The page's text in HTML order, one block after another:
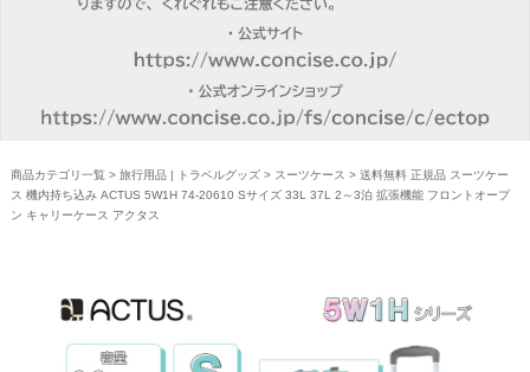
商品カテゴリ一覧 > 旅行用品 | トラベルグッズ> スーツケース > 送料無料 正規品 スーツケー
ス 機内持ち込み ACTUS 5W1H 74-20610 Sサイズ 33L 37L 2～3泊 拡張機能 フロントオープ
ン キャリーケース アクタス